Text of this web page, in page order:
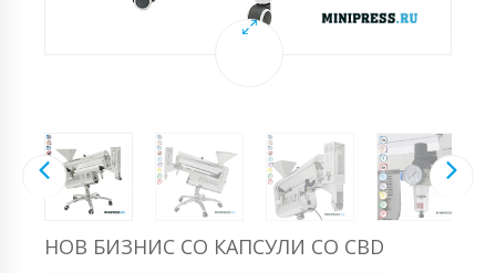
НОВ БИЗНИС СО КАПСУЛИ СО CBD